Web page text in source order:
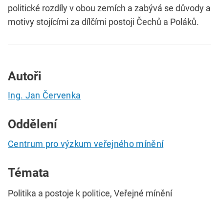
politické rozdíly v obou zemích a zabývá se důvody a
motivy stojícími za dílčími postoji Čechů a Poláků.
Autoři
Ing. Jan Červenka
Oddělení
Centrum pro výzkum veřejného mínění
Témata
Politika a postoje k politice, Veřejné mínění